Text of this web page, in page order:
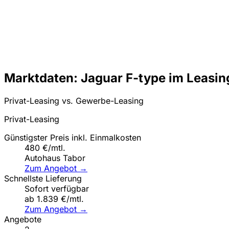
Marktdaten: Jaguar F-type im
Privat-Leasing vs. Gewerbe-Leasing
Privat-Leasing
Günstigster Preis inkl. Einmalkosten
480 €/mtl.
Autohaus Tabor
Zum Angebot →
Schnellste Lieferung
Sofort verfügbar
ab 1.839 €/mtl.
Zum Angebot →
Angebote